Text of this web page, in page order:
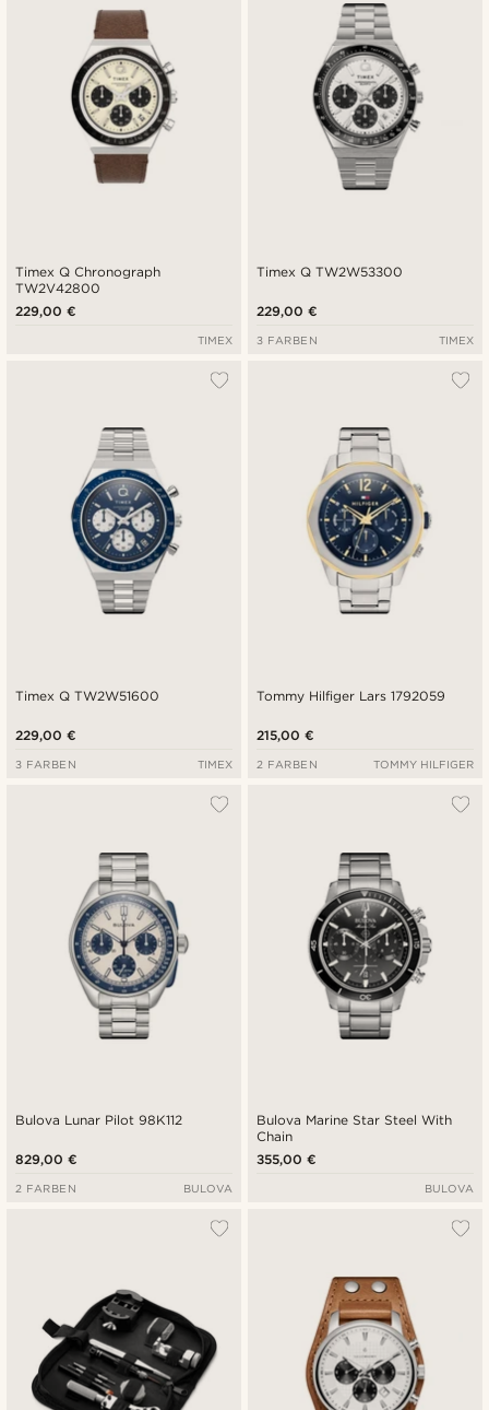
Timex Q Chronograph
TW2V42800
229,00 €
TIMEX
Timex Q TW2W53300
229,00 €
3 FARBEN TIMEX
Timex Q TW2W51600
229,00 €
3 FARBEN TIMEX
Tommy Hilfiger Lars 1792059
215,00 €
2 FARBEN TOMMY HILFIGER
Bulova Lunar Pilot 98K112
829,00 €
2 FARBEN BULOVA
Bulova Marine Star Steel With
Chain
355,00 €
BULOVA